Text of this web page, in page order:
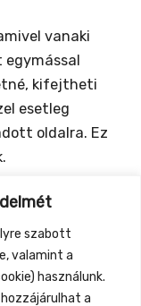
szabott
valamint a
használunk.
a
vanaki
kifejtheti
esetleg
oldalra. Ez
és